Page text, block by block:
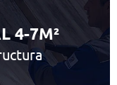
4-7M²